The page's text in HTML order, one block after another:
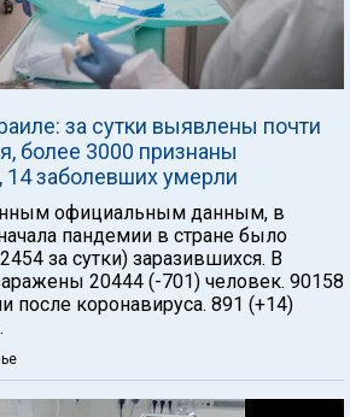
за сутки выявлены почти
более 3000 признаны
заболевших умерли
официальным данным, в
пандемии в стране было
за сутки) заразившихся. В
20444 (-701) человек. 90158
после коронавируса. 891 (+14)